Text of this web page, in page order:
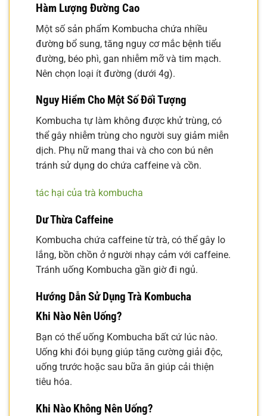
Hàm Lượng Đường Cao
Một số sản phẩm Kombucha chứa nhiều
đường bổ sung, tăng nguy cơ mắc bệnh tiểu
đường, béo phì, gan nhiễm mỡ và tim mạch.
Nên chọn loại ít đường (dưới 4g).
Nguy Hiểm Cho Một Số Đối Tượng
Kombucha tự làm không được khử trùng, có
thể gây nhiễm trùng cho người suy giảm miễn
dịch. Phụ nữ mang thai và cho con bú nên
tránh sử dụng do chứa caffeine và cồn.
tác hại của trà kombucha
Dư Thừa Caffeine
Kombucha chứa caffeine từ trà, có thể gây lo
lắng, bồn chồn ở người nhạy cảm với caffeine.
Tránh uống Kombucha gần giờ đi ngủ.
Hướng Dẫn Sử Dụng Trà Kombucha
Khi Nào Nên Uống?
Bạn có thể uống Kombucha bất cứ lúc nào.
Uống khi đói bụng giúp tăng cường giải độc,
uống trước hoặc sau bữa ăn giúp cải thiện
tiêu hóa.
Khi Nào Không Nên Uống?